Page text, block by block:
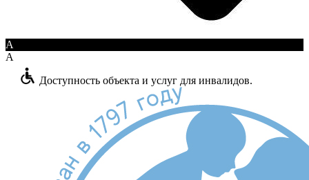
A
A
Доступность объекта и услуг для инвалидов.